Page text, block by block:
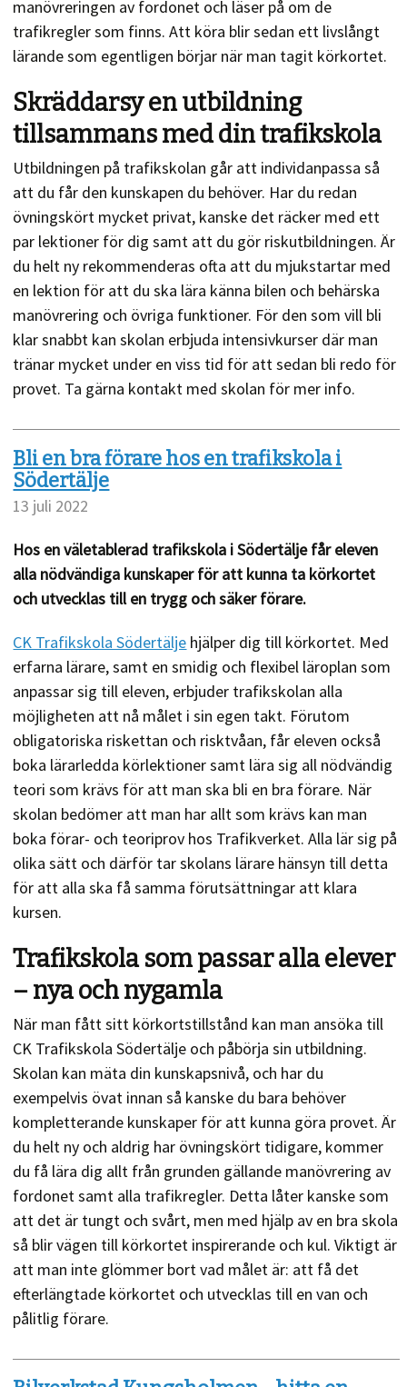
manövreringen av fordonet och läser på om de
trafikregler som finns. Att köra blir sedan ett livslångt
lärande som egentligen börjar när man tagit körkortet.
Skräddarsy en utbildning
tillsammans med din trafikskola
Utbildningen på trafikskolan går att individanpassa så
att du får den kunskapen du behöver. Har du redan
övningskört mycket privat, kanske det räcker med ett
par lektioner för dig samt att du gör riskutbildningen. Är
du helt ny rekommenderas ofta att du mjukstartar med
en lektion för att du ska lära känna bilen och behärska
manövrering och övriga funktioner. För den som vill bli
klar snabbt kan skolan erbjuda intensivkurser där man
tränar mycket under en viss tid för att sedan bli redo för
provet. Ta gärna kontakt med skolan för mer info.
Bli en bra förare hos en trafikskola i
Södertälje
13 juli 2022
Hos en väletablerad trafikskola i Södertälje får eleven
alla nödvändiga kunskaper för att kunna ta körkortet
och utvecklas till en trygg och säker förare.
CK Trafikskola Södertälje hjälper dig till körkortet. Med
erfarna lärare, samt en smidig och flexibel läroplan som
anpassar sig till eleven, erbjuder trafikskolan alla
möjligheten att nå målet i sin egen takt. Förutom
obligatoriska riskettan och risktvåan, får eleven också
boka lärarledda körlektioner samt lära sig all nödvändig
teori som krävs för att man ska bli en bra förare. När
skolan bedömer att man har allt som krävs kan man
boka förar- och teoriprov hos Trafikverket. Alla lär sig på
olika sätt och därför tar skolans lärare hänsyn till detta
för att alla ska få samma förutsättningar att klara
kursen.
Trafikskola som passar alla elever
– nya och nygamla
När man fått sitt körkortstillstånd kan man ansöka till
CK Trafikskola Södertälje och påbörja sin utbildning.
Skolan kan mäta din kunskapsnivå, och har du
exempelvis övat innan så kanske du bara behöver
kompletterande kunskaper för att kunna göra provet. Är
du helt ny och aldrig har övningskört tidigare, kommer
du få lära dig allt från grunden gällande manövrering av
fordonet samt alla trafikregler. Detta låter kanske som
att det är tungt och svårt, men med hjälp av en bra skola
så blir vägen till körkortet inspirerande och kul. Viktigt är
att man inte glömmer bort vad målet är: att få det
efterlängtade körkortet och utvecklas till en van och
pålitlig förare.